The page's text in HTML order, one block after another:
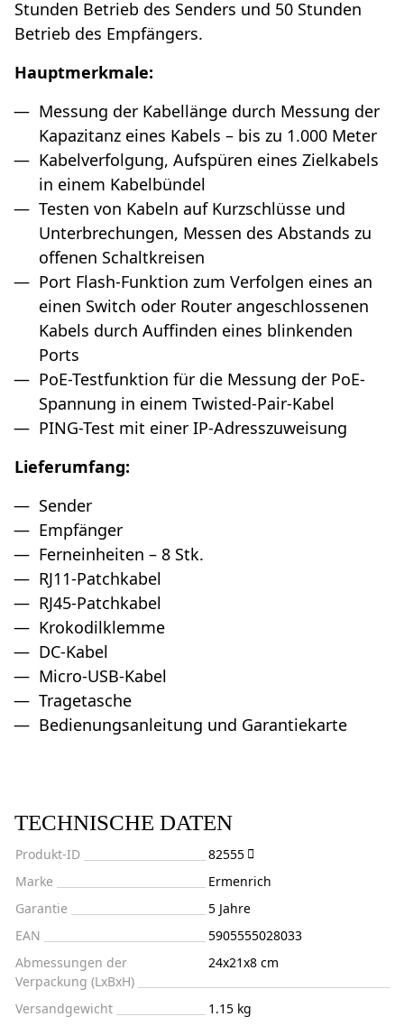
Stunden Betrieb des Senders und 50 Stunden
Betrieb des Empfängers.
Hauptmerkmale:
Messung der Kabellänge durch Messung der
Kapazitanz eines Kabels – bis zu 1.000 Meter
Kabelverfolgung, Aufspüren eines Zielkabels
in einem Kabelbündel
Testen von Kabeln auf Kurzschlüsse und
Unterbrechungen, Messen des Abstands zu
offenen Schaltkreisen
Port Flash-Funktion zum Verfolgen eines an
einen Switch oder Router angeschlossenen
Kabels durch Auffinden eines blinkenden
Ports
PoE-Testfunktion für die Messung der PoE-
Spannung in einem Twisted-Pair-Kabel
PING-Test mit einer IP-Adresszuweisung
Lieferumfang:
Sender
Empfänger
Ferneinheiten – 8 Stk.
RJ11-Patchkabel
RJ45-Patchkabel
Krokodilklemme
DC-Kabel
Micro-USB-Kabel
Tragetasche
Bedienungsanleitung und Garantiekarte
TECHNISCHE DATEN
Produkt-ID
82555
Marke
Ermenrich
Garantie
5 Jahre
EAN
5905555028033
Abmessungen der
Verpackung (LxBxH)
24x21x8 cm
Versandgewicht
1.15 kg